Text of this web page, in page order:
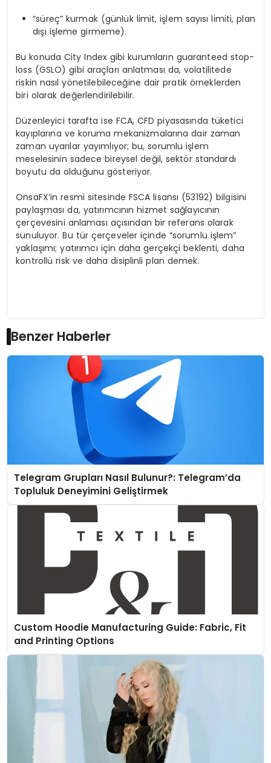
“süreç” kurmak (günlük limit, işlem sayısı limiti, plan
dışı işleme girmeme).
Bu konuda City Index gibi kurumların guaranteed stop-
loss (GSLO) gibi araçları anlatması da, volatilitede
riskin nasıl yönetilebileceğine dair pratik örneklerden
biri olarak değerlendirilebilir.
Düzenleyici tarafta ise FCA, CFD piyasasında tüketici
kayıplarına ve koruma mekanizmalarına dair zaman
zaman uyarılar yayımlıyor; bu, sorumlu işlem
meselesinin sadece bireysel değil, sektör standardı
boyutu da olduğunu gösteriyor.
OnsaFX’in resmi sitesinde FSCA lisansı (53192) bilgisini
paylaşması da, yatırımcının hizmet sağlayıcının
çerçevesini anlaması açısından bir referans olarak
sunuluyor. Bu tür çerçeveler içinde “sorumlu işlem”
yaklaşımı; yatırımcı için daha gerçekçi beklenti, daha
kontrollü risk ve daha disiplinli plan demek.
Benzer Haberler
Telegram Grupları Nasıl Bulunur?: Telegram’da
Topluluk Deneyimini Geliştirmek
Custom Hoodie Manufacturing Guide: Fabric, Fit
and Printing Options